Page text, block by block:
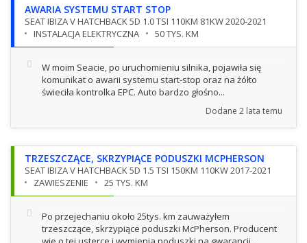
AWARIA SYSTEMU START STOP
SEAT IBIZA V HATCHBACK 5D 1.0 TSI 110KM 81KW 2020-2021
INSTALACJA ELEKTRYCZNA
50 TYS. KM
W moim Seacie, po uruchomieniu silnika, pojawiła się
komunikat o awarii systemu start-stop oraz na żółto
świeciła kontrolka EPC. Auto bardzo głośno...
Dodane 2 lata temu
TRZESZCZĄCE, SKRZYPIĄCE PODUSZKI MCPHERSON
SEAT IBIZA V HATCHBACK 5D 1.5 TSI 150KM 110KW 2017-2021
ZAWIESZENIE
25 TYS. KM
Po przejechaniu około 25tys. km zauważyłem
trzeszczące, skrzypiące poduszki McPherson. Producent